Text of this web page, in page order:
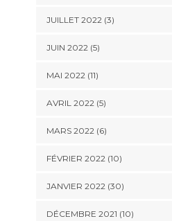
JUILLET 2022 (3)
JUIN 2022 (5)
MAI 2022 (11)
AVRIL 2022 (5)
MARS 2022 (6)
FÉVRIER 2022 (10)
JANVIER 2022 (30)
DÉCEMBRE 2021 (10)